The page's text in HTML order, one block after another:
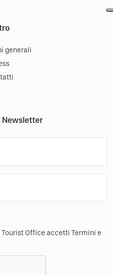
generali
Newsletter
Office accetti Termini e